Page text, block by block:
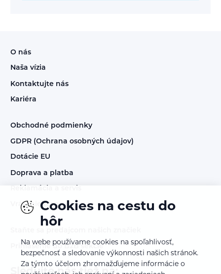
O nás
Naša vízia
Kontaktujte nás
Kariéra
Obchodné podmienky
GDPR (Ochrana osobných údajov)
Dotácie EU
Doprava a platba
Vrátenie tovaru
Prihlásenie do B2B sekcie
Sledujte nás tiež na:
Cookies na cestu do
hôr
Na webe používame cookies na spoľahlivosť,
bezpečnosť a sledovanie výkonnosti našich stránok.
Za týmto účelom zhromažďujeme informácie o